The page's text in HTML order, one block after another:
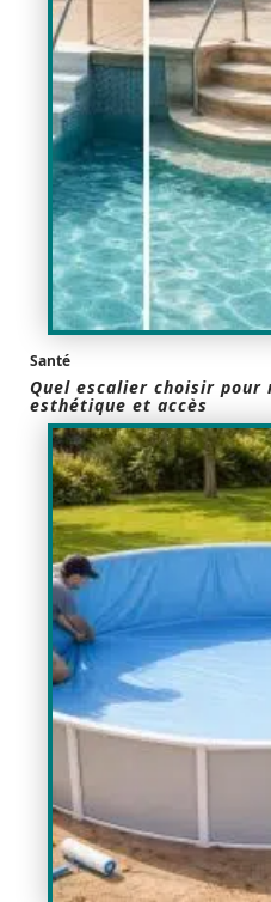
Santé
Quel escalier choisir pour
esthétique et accès